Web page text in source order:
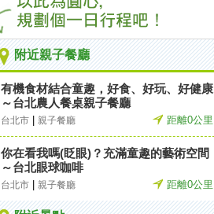
附近親子餐廳
有機食材結合童趣，好食、好玩、好健康
～台北農人餐桌親子餐廳
台北市 親子餐廳 距離0公里
你在看我嗎(眨眼)？充滿童趣的藝術空間
～台北眼球咖啡
台北市 親子餐廳 距離0公里